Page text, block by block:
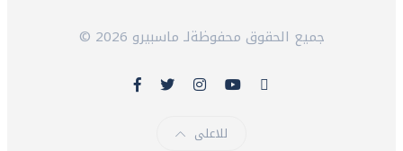
© 2026 جميع الحقوق محفوظةلـ ماسبيرو
للاعلى